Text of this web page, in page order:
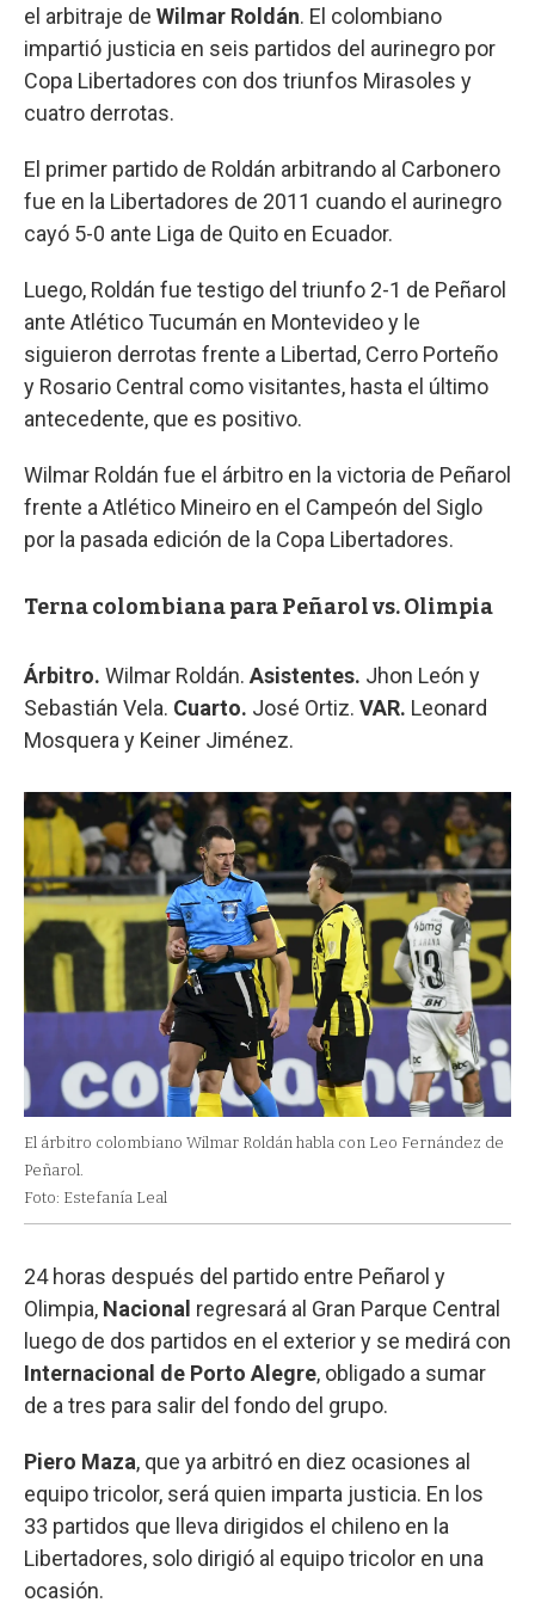
el arbitraje de Wilmar Roldán. El colombiano
impartió justicia en seis partidos del aurinegro por
Copa Libertadores con dos triunfos Mirasoles y
cuatro derrotas.
El primer partido de Roldán arbitrando al Carbonero
fue en la Libertadores de 2011 cuando el aurinegro
cayó 5-0 ante Liga de Quito en Ecuador.
Luego, Roldán fue testigo del triunfo 2-1 de Peñarol
ante Atlético Tucumán en Montevideo y le
siguieron derrotas frente a Libertad, Cerro Porteño
y Rosario Central como visitantes, hasta el último
antecedente, que es positivo.
Wilmar Roldán fue el árbitro en la victoria de Peñarol
frente a Atlético Mineiro en el Campeón del Siglo
por la pasada edición de la Copa Libertadores.
Terna colombiana para Peñarol vs. Olimpia
Árbitro. Wilmar Roldán. Asistentes. Jhon León y
Sebastián Vela. Cuarto. José Ortiz. VAR. Leonard
Mosquera y Keiner Jiménez.
El árbitro colombiano Wilmar Roldán habla con Leo Fernández de
Peñarol.
Foto: Estefanía Leal
24 horas después del partido entre Peñarol y
Olimpia, Nacional regresará al Gran Parque Central
luego de dos partidos en el exterior y se medirá con
Internacional de Porto Alegre, obligado a sumar
de a tres para salir del fondo del grupo.
Piero Maza, que ya arbitró en diez ocasiones al
equipo tricolor, será quien imparta justicia. En los
33 partidos que lleva dirigidos el chileno en la
Libertadores, solo dirigió al equipo tricolor en una
ocasión.